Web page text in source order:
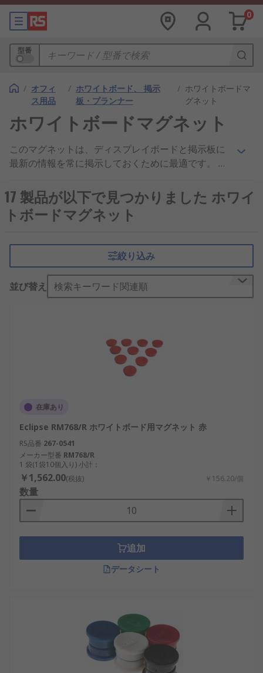
0
型番
/ オフィ
ス用品
/ ホワイトボード、 掲示
板・プランナー
/ ホワイトボードマ
グネット
ホワイトボードマグネット
このマグネットは、ディスプレイボードと掲示板に
最新の情報を常に掲示しておくために最適です。 オ
ボードに使用できます。このマグネットは、さまざ
まな色やサイズが用意され、新しいアイデア、注意
が必要な家庭の請求書、一般的な日常のToDoリス
ネットは、ガラス層を通過する必要があるため、通
常のホワイトボードよりも強力になっています。
17 製品が以下で見つかりました ホワイ
トボードマグネット
絞り込み
並び替え 検索キーワード関連順
在庫あり
Eclipse RM768/R ホワイトボード用マグネット 赤
RS品番 267-0541
メーカー型番 RM768/R
1 袋(1袋10個入り) 小計：
￥1,562.00(税抜) ￥156.20/個
数量
追加
データシート